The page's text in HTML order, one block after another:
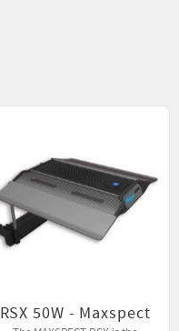
RSX 50W - Maxspect